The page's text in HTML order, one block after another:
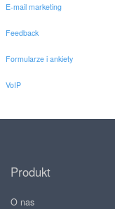
E-mail marketing
Feedback
Formularze i ankiety
VoIP
Produkt
O nas